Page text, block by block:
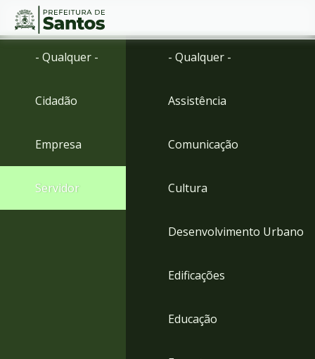
Ir
menu
para
Conteúdo
- Qualquer -
Cidadão
Empresa
Servidor
- Qualquer -
Assistência
Comunicação
Cultura
Desenvolvimento Urbano
Edificações
Educação